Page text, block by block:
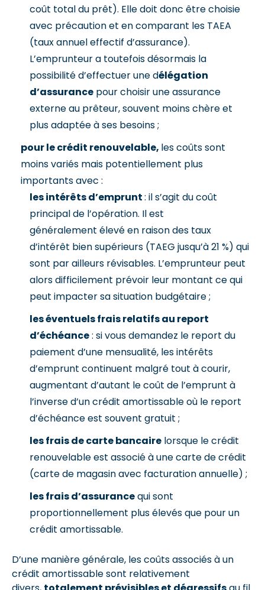
coût total du prêt). Elle doit donc être choisie
avec précaution et en comparant les TAEA
(taux annuel effectif d’assurance).
L’emprunteur a toutefois désormais la
possibilité d’effectuer une délégation
d’assurance pour choisir une assurance
externe au prêteur, souvent moins chère et
plus adaptée à ses besoins ;
pour le crédit renouvelable, les coûts sont
moins variés mais potentiellement plus
importants avec :
les intérêts d’emprunt: il s’agit du coût
principal de l’opération. Il est
généralement élevé en raison des taux
d’intérêt bien supérieurs (TAEG jusqu’à 21 %) qui
sont par ailleurs révisables. L’emprunteur peut
alors difficilement prévoir leur montant ce qui
peut impacter sa situation budgétaire ;
les éventuels frais relatifs au report
d’échéance: si vous demandez le report du
paiement d’une mensualité, les intérêts
d’emprunt continuent malgré tout à courir,
augmentant d’autant le coût de l’emprunt à
l’inverse d’un crédit amortissable où le report
d’échéance est souvent gratuit ;
les frais de carte bancaire lorsque le crédit
renouvelable est associé à une carte de crédit
(carte de magasin avec facturation annuelle) ;
les frais d’assurancequi sont
proportionnellement plus élevés que pour un
crédit amortissable.
D’une manière générale, les coûts associés à un
crédit amortissable sont relativement